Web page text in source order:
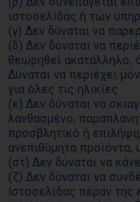
ιστοσελίδας ή των
(γ) Δεν δύναται να
(δ) Δεν δύναται να
θεωρηθεί ακατάλληλο,
Δύναται να περιέχει
για όλες τις ηλικίες
(ε) Δεν δύναται να
λανθασμένο,
προσβλητικό ή
ανεπιθύμητα
(στ) Δεν δύναται να
(ζ) Δεν δύναται να
Ιστοσελίδας πέραν της